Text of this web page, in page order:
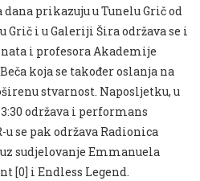
prikazuju u Tunelu Grič od
Grič i u Galeriji Šira održava se i
i profesora Akademije
koja se također oslanja na
stvarnost. Naposljetku, u
održava i performans
se pak održava Radionica
sudjelovanje Emmanuela
[0] i Endless Legend.